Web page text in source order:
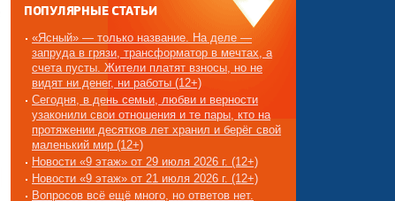
ПОПУЛЯРНЫЕ СТАТЬИ
«Ясный» — только название. На деле —
запруда в грязи, трансформатор в мечтах, а
счета пусты. Жители платят взносы, но не
видят ни денег, ни работы (12+)
Сегодня, в день семьи, любви и верности
узаконили свои отношения и те пары, кто на
протяжении десятков лет хранил и берёг свой
маленький мир (12+)
Новости «9 этаж» от 29 июля 2026 г. (12+)
Новости «9 этаж» от 21 июля 2026 г. (12+)
Вопросов всё ещё много, но ответов нет.